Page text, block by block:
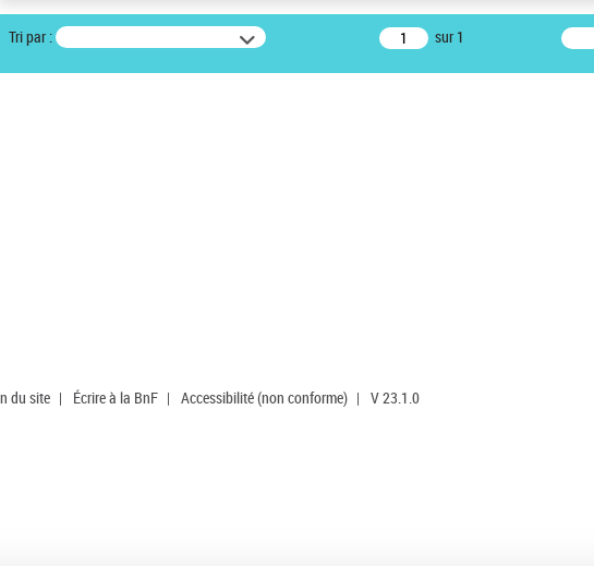
Tri par : sur 1
du site | Écrire à la BnF | Accessibilité (non conforme) | V 23.1.0